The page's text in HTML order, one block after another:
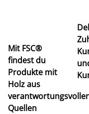
Mit FSC®
findest du
Produkte mit
Holz aus
Quellen